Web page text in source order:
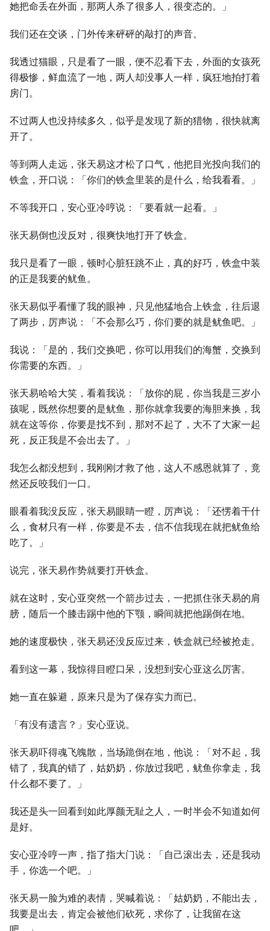
她把命丢在外面，那两人杀了很多人，很变态的。」
我们还在交谈，门外传来砰砰的敲打的声音。
我透过猫眼，只是看了一眼，便不忍看下去，外面的女孩死
得极惨，鲜血流了一地，两人却没事人一样，疯狂地拍打着
房门。
不过两人也没持续多久，似乎是发现了新的猎物，很快就离
开了。
等到两人走远，张天易这才松了口气，他把目光投向我们的
铁盒，开口说：「你们的铁盒里装的是什么，给我看看。」
不等我开口，安心亚冷哼说：「要看就一起看。」
张天易倒也没反对，很爽快地打开了铁盒。
我只是看了一眼，顿时心脏狂跳不止，真的好巧，铁盒中装
的正是我要的鱿鱼。
张天易似乎看懂了我的眼神，只见他猛地合上铁盒，往后退
了两步，厉声说：「不会那么巧，你们要的就是鱿鱼吧。」
我说：「是的，我们交换吧，你可以用我们的海蟹，交换到
你需要的东西。」
张天易哈哈大笑，看着我说：「放你的屁，你当我是三岁小
孩呢，既然你想要的是鱿鱼，那你就拿我要的海胆来换，我
就在这等你，你要是找不到，那对不起了，大不了大家一起
死，反正我是不会出去了。」
我怎么都没想到，我刚刚才救了他，这人不感恩就算了，竟
然还反咬我们一口。
眼看着我没反应，张天易眼睛一瞪，厉声说：「还愣着干什
么，食材只有一样，你要是不去，信不信我现在就把鱿鱼给
吃了。」
说完，张天易作势就要打开铁盒。
就在这时，安心亚突然一个箭步过去，一把抓住张天易的肩
膀，随后一个膝击踢中他的下颚，瞬间就把他踢倒在地。
她的速度极快，张天易还没反应过来，铁盒就已经被抢走。
看到这一幕，我惊得目瞪口呆，没想到安心亚这么厉害。
她一直在躲避，原来只是为了保存实力而已。
「有没有遗言？」安心亚说。
张天易吓得魂飞魄散，当场跪倒在地，他说：「对不起，我
错了，我真的错了，姑奶奶，你放过我吧，鱿鱼你拿走，我
什么都不要了。」
我还是头一回看到如此厚颜无耻之人，一时半会不知道如何
是好。
安心亚冷哼一声，指了指大门说：「自己滚出去，还是我动
手，你选一个吧。」
张天易一脸为难的表情，哭喊着说：「姑奶奶，不能出去，
我要是出去，肯定会被他们砍死，求你了，让我留在这